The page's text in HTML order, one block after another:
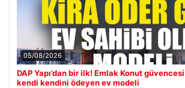
05/08/2026
DAP Yapı’dan bir ilk! Emlak Konut
kendi kendini ödeyen ev modeli